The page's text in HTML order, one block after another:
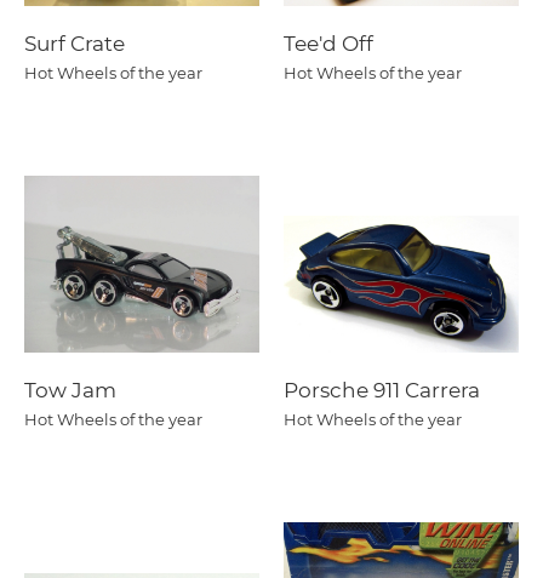
Surf Crate
Hot Wheels of the year
Tee'd Off
Hot Wheels of the year
Tow Jam
Hot Wheels of the year
Porsche 911 Carrera
Hot Wheels of the year